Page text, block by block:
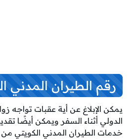
رقم الطيران المدني
يمكن الإبلاغ عن أية عقبات تواجه
الدولي أثناء السفر ويمكن أيضًا
خدمات الطيران المدني الكويتي